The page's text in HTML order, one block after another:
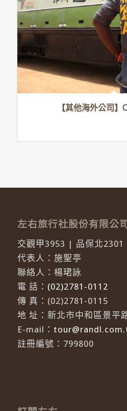
【其他海外公司
左右旅行社股份有限公司
交觀甲3953 | 品保北2301
代表人：施聖亭
聯絡人：楊珺詠
電 話： (02)2781-0112
傳 真：(02)2781-0115
地 址：新北市中和區景平
E-mail：
註冊編號：799800